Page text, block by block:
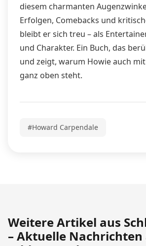
diesem charmanten
Erfolgen, Comebacks und
bleibt er sich treu – als
und Charakter. Ein Buch, das
und zeigt, warum Howie auch
ganz oben steht.​
#Howard Carpendale
Weitere Artikel aus
– Aktuelle Nachrichten